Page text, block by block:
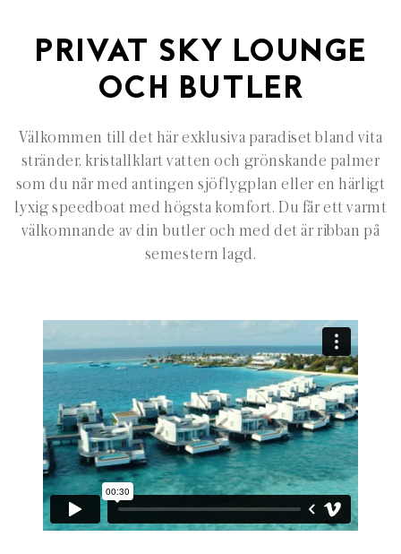
PRIVAT SKY LOUNGE
OCH BUTLER
Välkommen till det här exklusiva paradiset bland vita
stränder, kristallklart vatten och grönskande palmer
som du når med antingen sjöflygplan eller en härligt
lyxig speedboat med högsta komfort. Du får ett varmt
välkomnande av din butler och med det är ribban på
semestern lagd.